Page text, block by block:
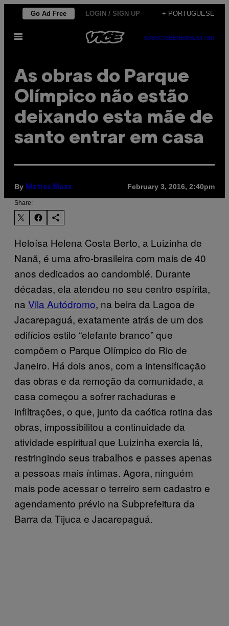
Skip
content
Go Ad Free LOGIN / SIGN UP + PORTUGUESE
Open
SUBSCRIBENEWSLETTER
As obras do Parque
Olímpico não estão
deixando esta mãe de
santo entrar em casa
By Matias Maxx February 3, 2016, 2:40pm
Share:
Heloísa Helena Costa Berto, a Luizinha de
Nanã, é uma afro-brasileira com mais de 40
anos dedicados ao candomblé. Durante
décadas, ela atendeu no seu centro espírita,
na Vila Autódromo, na beira da Lagoa de
Jacarepaguá, exatamente atrás de um dos
edifícios estilo “elefante branco” que
compõem o Parque Olímpico do Rio de
Janeiro. Há dois anos, com a intensificação
das obras e da remoção da comunidade, a
casa começou a sofrer rachaduras e
infiltrações, o que, junto da caótica rotina das
obras, impossibilitou a continuidade da
atividade espiritual que Luizinha exercia lá,
restringindo seus trabalhos e passes apenas
a pessoas mais íntimas. Agora, ninguém
mais pode acessar o terreiro sem cadastro e
agendamento prévio na Subprefeitura da
Barra da Tijuca e Jacarepaguá.